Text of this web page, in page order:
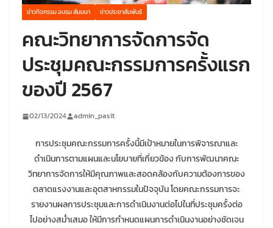
ข่าวกิจกรรม อบรม สัมมนา ข่าวประชาสัมพันธ์
คณะวิทยาการจัดการจัด
ประชุมคณะกรรมการครั้งแรก
ของปี 2567
02/13/2024 admin_pasit
การประชุมคณะกรรมการครั้งนี้มีเป้าหมายในการพิจารณาและ
ดำเนินการตามแผนและนโยบายที่เกี่ยวข้อง กับการพัฒนาคณะ
วิทยาการจัดการให้มีคุณภาพและสอดคล้องกับความต้องการของ
ตลาดแรงงานและอุตสาหกรรมในปัจจุบัน โดยคณะกรรมการจะ
รายงานผลการประชุมและการดำเนินงานต่อไปในที่ประชุมครั้งต่อ
ไปอย่างสม่ำเสมอ ให้มีการกำหนดแผนการดำเนินงานอย่างชัดเจน